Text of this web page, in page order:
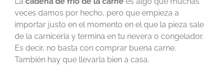
veces damos por hecho, pero que empieza a
importar justo en el momento en el que la pieza sale
de la carnicería y termina en tu nevera o congelador.
Es decir, no basta con comprar buena carne.
También hay que llevarla bien a casa.